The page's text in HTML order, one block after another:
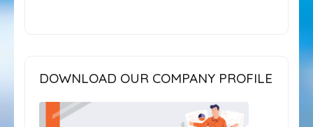
DOWNLOAD OUR COMPANY PROFILE